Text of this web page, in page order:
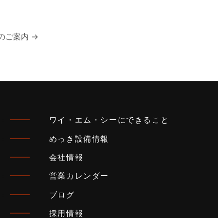
ご案内 →
ワイ・エム・シーにできること
めっき設備情報
会社情報
営業カレンダー
ブログ
採用情報